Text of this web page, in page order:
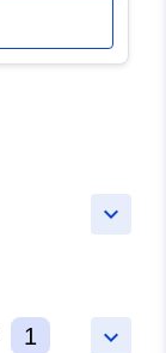
keyboard_arrow_down
keyboard_arrow_down
1